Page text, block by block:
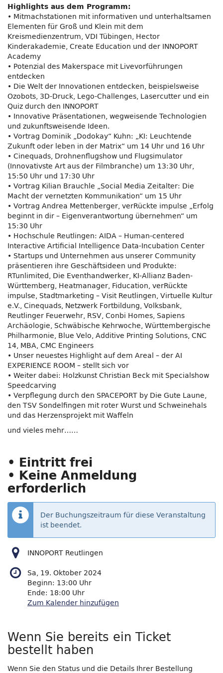
Highlights aus dem Programm:
• Mitmachstationen mit informativen und unterhaltsamen
Elementen für Groß und Klein mit dem
Kreismedienzentrum, VDI Tübingen, Hector
Kinderakademie, Create Education und der INNOPORT
Academy
• Potenzial des Makerspace mit Livevorführungen
entdecken
• Die Welt der Innovationen entdecken, beispielsweise
Ozobots, 3D-Druck, Lego-Challenges, Lasercutter und ein
Quiz durch den INNOPORT
• Innovative Präsentationen, wegweisende Technologien
und zukunftsweisende Ideen.
• Vortrag Dominik „Dodokay“ Kuhn: „KI: Leuchtende
Zukunft oder leben in der Matrix“ um 14 Uhr und 16 Uhr
• Cinequads, Drohnenflugshow und Flugsimulator
(Innovativste Art aus der Filmbranche) um 13:30 Uhr,
15:50 Uhr und 17:30 Uhr
• Vortrag Kilian Brauchle „Social Media Zeitalter: Die
Macht der vernetzten Kommunikation“ um 15 Uhr
• Vortrag Andrea Mettenberger, verRückte impulse „Erfolg
beginnt in dir – Eigenverantwortung übernehmen“ um
15:30 Uhr
• Hochschule Reutlingen: AIDA – Human-centered
Interactive Artificial Intelligence Data-Incubation Center
• Startups und Unternehmen aus unserer Community
präsentieren ihre Geschäftsideen und Produkte:
RTunlimited, Die Eventhandwerker, KI-Allianz Baden-
Württemberg, Heatmanager, Fiducation, verRückte
impulse, Stadtmarketing – Visit Reutlingen, Virtuelle Kultur
e.V., Cinequads, Netzwerk Fortbildung, Volksbank,
Reutlinger Feuerwehr, RSV, Conbi Homes, Sapiens
Archäologie, Schwäbische Kehrwoche, Württembergische
Philharmonie, Blue Velo, Additive Printing Solutions, CNC
14, MBA, CMC Engineers
• Unser neuestes Highlight auf dem Areal – der AI
EXPERIENCE ROOM – stellt sich vor
• Weiter dabei: Holzkunst Christian Beck mit Specialshow
Speedcarving
• Verpflegung durch den SPACEPORT by Die Gute Laune,
den TSV Sondelfingen mit roter Wurst und Schweinehals
und das Herzensprojekt mit Waffeln
und vieles mehr……
• Eintritt frei
• Keine Anmeldung
erforderlich
Der Buchungszeitraum für diese Veranstaltung
ist beendet.
INNOPORT Reutlingen
Sa, 19. Oktober 2024
Beginn: 13:00 Uhr
Ende: 18:00 Uhr
Zum Kalender hinzufügen
Wenn Sie bereits ein Ticket
bestellt haben
Wenn Sie den Status und die Details Ihrer Bestellung